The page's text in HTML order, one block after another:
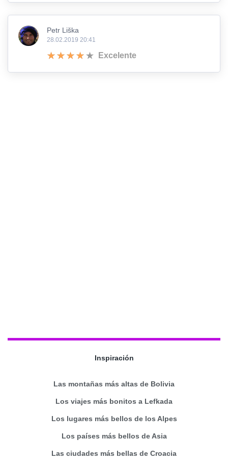
Petr Liška
28.02.2019 20:41
Excelente
Inspiración
Las montañas más altas de Bolivia
Los viajes más bonitos a Lefkada
Los lugares más bellos de los Alpes
Los países más bellos de Asia
Las ciudades más bellas de Croacia